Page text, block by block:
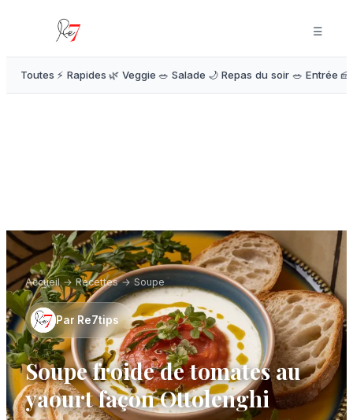
☰
Toutes ⚡ Rapides 🌿 Veggie 🥗 Salade 🌙 Repas du soir 🥗 Entrée
Accueil→ Recettes→ Soupe
Par Re7tips
Soupe froide de tomates au
yaourt façon Ottolenghi